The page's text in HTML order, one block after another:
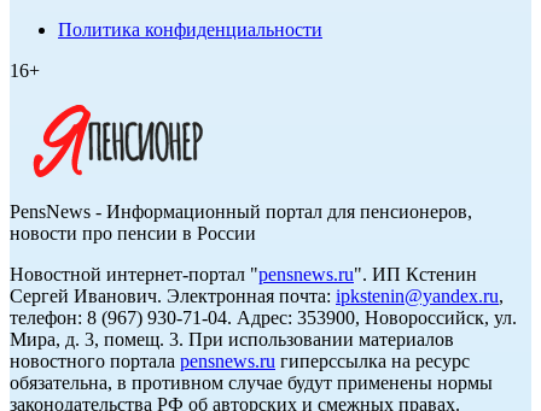
Политика конфиденциальности
16+
PensNews - Информационный портал для пенсионеров,
новости про пенсии в России
Новостной интернет-портал "pensnews.ru". ИП Кстенин
Сергей Иванович. Электронная почта: ipkstenin@yandex.ru,
телефон: 8 (967) 930-71-04. Адрес: 353900, Новороссийск, ул.
Мира, д. 3, помещ. 3. При использовании материалов
новостного портала pensnews.ru гиперссылка на ресурс
обязательна, в противном случае будут применены нормы
законодательства РФ об авторских и смежных правах.